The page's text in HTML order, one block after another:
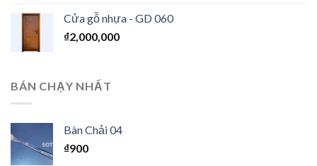
Cửa gỗ nhựa - GD 060
₫2,000,000
BÁN CHẠY NHẤT
Bàn Chải 04
₫900